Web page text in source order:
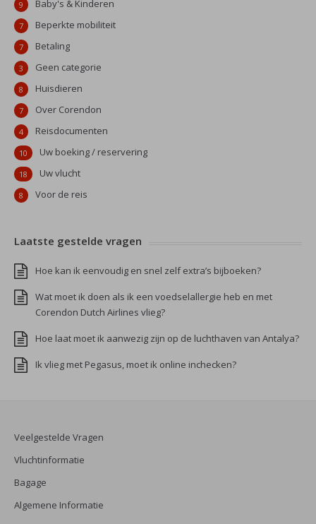
Baby's & Kinderen
9
Beperkte mobiliteit
7
Betaling
7
Geen categorie
3
Huisdieren
8
Over Corendon
7
Reisdocumenten
4
Uw boeking / reservering
10
Uw vlucht
18
Voor de reis
8
Laatste gestelde vragen
Hoe kan ik eenvoudig en snel zelf extra’s bijboeken?
Wat moet ik doen als ik een voedselallergie heb en met
Corendon Dutch Airlines vlieg?
Hoe laat moet ik aanwezig zijn op de luchthaven van Antalya?
Ik vlieg met Pegasus, moet ik online inchecken?
Veelgestelde Vragen
Vluchtinformatie
Bagage
Algemene Informatie